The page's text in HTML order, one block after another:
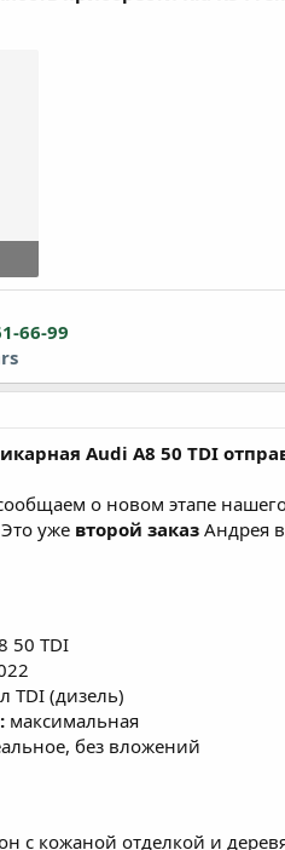
66-99
Audi A8 50 TDI
о новом этапе
уже второй заказ Андрея
50 TDI
TDI (дизель)
максимальная
без вложений
с кожаной отделкой и